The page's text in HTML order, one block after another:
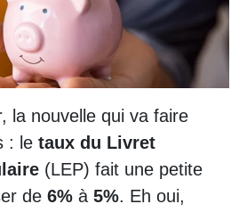
la nouvelle qui va faire
: le taux du Livret
(LEP) fait une petite
de 6% à 5%. Eh oui,